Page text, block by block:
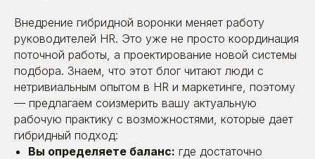
Внедрение гибридной воронки меняет работу
руководителей HR. Это уже не просто координация
поточной работы, а проектирование новой системы
подбора. Знаем, что этот блог читают люди с
нетривиальным опытом в HR и маркетинге, поэтому
— предлагаем соизмерить вашу актуальную
рабочую практику с возможностями, которые дает
гибридный подход:
Вы определяете баланс: где достаточно
Я даю согласие на обработку моих персональных
данных в соответствиисполитикой обработки
персональных данныхи согласием на обработку
персональных данных
Отправить